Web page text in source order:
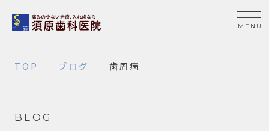
BLOG
TOP ブログ 歯周病